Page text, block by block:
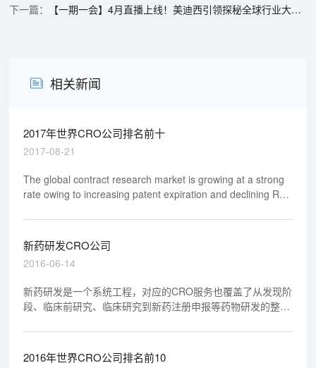
【一期一会】4月直播上线！美迪西引领探秘全球行业大会，共赴前沿知识盛宴
相关新闻
2017年世界CRO公司排名前十
2017-08-21
The global contract research market is growing at a strong
rate owing to increasing patent expiration and declining R&D
新药研发CRO公司
2016-06-14
新药研发是一个系统工程，对应的CRO服务也覆盖了从发现阶
段、临床前研究、临床研究到新药注册申报等药物研发的整个
2016年世界CRO公司排名前10